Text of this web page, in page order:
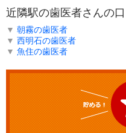
近隣駅の歯医者さんの
▼ 朝霧の歯医者
▼ 西明石の歯医者
▼ 魚住の歯医者